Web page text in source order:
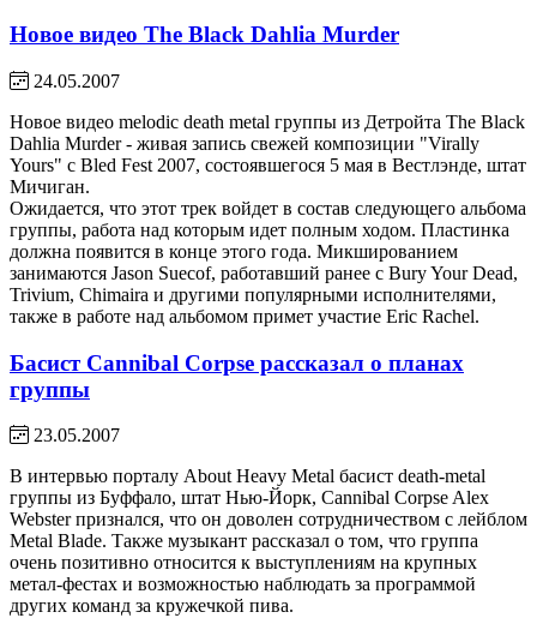
Новое видео The Black Dahlia Murder
24.05.2007
Новое видео melodic death metal группы из Детройта The Black
Dahlia Murder - живая запись свежей композиции "Virally
Yours" с Bled Fest 2007, состоявшегося 5 мая в Вестлэнде, штат
Мичиган.
Ожидается, что этот трек войдет в состав следующего альбома
группы, работа над которым идет полным ходом. Пластинка
должна появится в конце этого года. Микшированием
занимаются Jason Suecof, работавший ранее с Bury Your Dead,
Trivium, Chimaira и другими популярными исполнителями,
также в работе над альбомом примет участие Eric Rachel.
Басист Cannibal Corpse рассказал о планах
группы
23.05.2007
В интервью порталу About Heavy Metal басист death-metal
группы из Буффало, штат Нью-Йорк, Cannibal Corpse Alex
Webster признался, что он доволен сотрудничеством с лейблом
Metal Blade. Также музыкант рассказал о том, что группа
очень позитивно относится к выступлениям на крупных
метал-фестах и возможностью наблюдать за программой
других команд за кружечкой пива.